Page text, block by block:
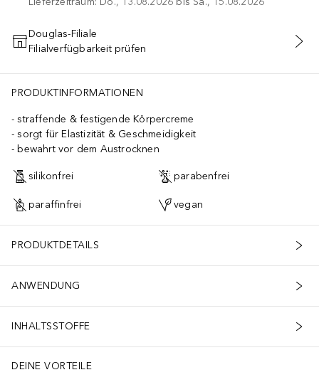
IN DEN WARENKORB
Douglas-Filiale
Filialverfügbarkeit prüfen
PRODUKTINFORMATIONEN
straffende & festigende Körpercreme
sorgt für Elastizität & Geschmeidigkeit
bewahrt vor dem Austrocknen
silikonfrei parabenfrei
paraffinfrei vegan
PRODUKTDETAILS
ANWENDUNG
INHALTSSTOFFE
DEINE VORTEILE